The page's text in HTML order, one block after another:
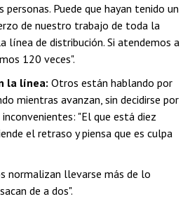
Puede que hayan tenido un
de nuestro trabajo de toda la
línea de distribución. Si atendemos a
120 veces".
la línea: Otros están hablando por
mientras avanzan, sin decidirse por
"El que está diez
el retraso y piensa que es culpa
normalizan llevarse más de lo
de a dos".